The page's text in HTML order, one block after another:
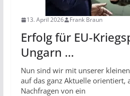
13. April 2026 Frank Braun
Erfolg für EU-
Ungarn …
Nun sind wir mit unserer
auf das ganz Aktuelle orientiert,
Nachfragen von ein